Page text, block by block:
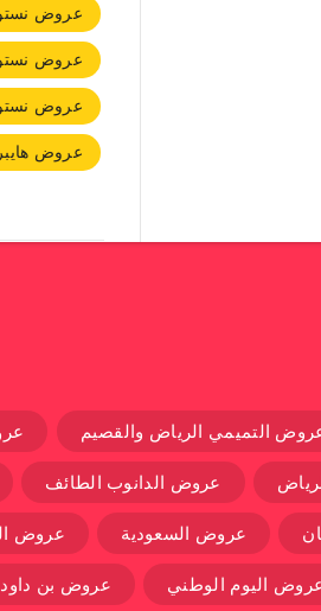
عروض نستو
عروض
عروض
عروض
التميمي الرياض والقصيم
عروض الدانوب الطائف
عروض السعودية عروض
اليوم الوطني عروض بن